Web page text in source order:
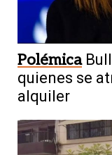
Polémica
quienes se
alquiler